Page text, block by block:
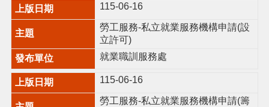
115-06-16
勞工服務-私立就業服務機構申請(設
立許可)
就業職訓服務處
115-06-16
勞工服務-私立就業服務機構申請(籌